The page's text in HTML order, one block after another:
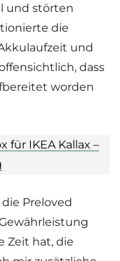
und störten
die
und
dass
worden
für IKEA Kallax –
Preloved
Zeit hat, die